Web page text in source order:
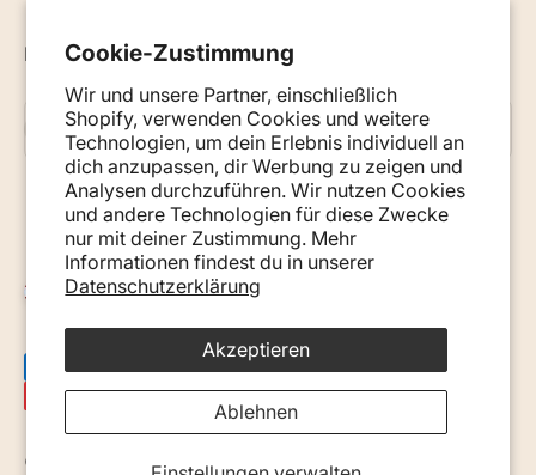
Cookie-Zustimmung
Wir und unsere Partner, einschließlich
Shopify, verwenden Cookies und weitere
Technologien, um dein Erlebnis individuell an
dich anzupassen, dir Werbung zu zeigen und
Analysen durchzuführen. Wir nutzen Cookies
und andere Technologien für diese Zwecke
nur mit deiner Zustimmung. Mehr
Informationen findest du in unserer
Datenschutzerklärung
Akzeptieren
Ablehnen
Neuigkeiten, Ratschläge und Tipps per E-Mail
E-Mail
Abonnieren
Österreich (EUR €)
© 2026, Monkey Mum. · Site by Ecommerce Pot